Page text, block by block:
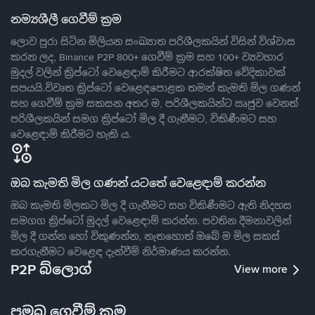
නම්‍යශීලී ගෙවීම් ක්‍රම
ලොව පුරා සිටින මිලියන සංඛ්‍යාත පරිශීලකයින් විසින් විශ්වාස
කරන ලද, Binance P2P 800+ ගෙවීම් ක්‍රම සහ 100+ ව්‍යවහාර
මුදල් වලින් ක්‍රිප්ටෝ වෙළෙඳාම් කිරීමට ආරක්ෂිත වේදිකාවක්
සපයයි.විවෘත ක්‍රිප්ටෝ වෙළෙඳපොළක තමන් කැමති මිල ගණන්
සහ ගෙවීම් ක්‍රම සකසන අතර ම, පරිශීලකයින්ට ඍජුව වෙනත්
පරිශීලකයින් සමග ක්‍රිප්ටෝ මිල දී ගැනීමට, විකිණීමට සහ
වෙළෙඳාම් කිරීමට හැකි ය.
ඔබ කැමති මිල ගණන් යටතේ වෙළෙඳාම් කරන්න
ඔබ කැමති මිලකට මිල දී ගැනීමට සහ විකිණීමට ඇති නිදහස
සමගග ක්‍රිප්ටෝ මුදල් වෙළෙඳාම් කරන්න. පවතින දීමනාවලින්
මිල දී ගන්න හෝ විකුණන්න, නැතහොත් ඔබේ ම මිල සකස්
කරගැනීමට වෙළෙඳ දැන්වීම් නිර්මාණය කරන්න.
P2P බ්ලොග් View more